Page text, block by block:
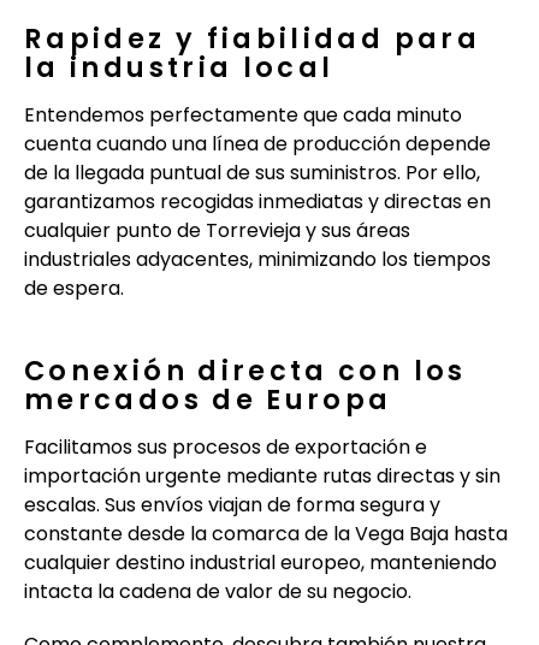
Rapidez y fiabilidad para
la industria local
Entendemos perfectamente que cada minuto
cuenta cuando una línea de producción depende
de la llegada puntual de sus suministros. Por ello,
garantizamos recogidas inmediatas y directas en
cualquier punto de Torrevieja y sus áreas
industriales adyacentes, minimizando los tiempos
de espera.
Conexión directa con los
mercados de Europa
Facilitamos sus procesos de exportación e
importación urgente mediante rutas directas y sin
escalas. Sus envíos viajan de forma segura y
constante desde la comarca de la Vega Baja hasta
cualquier destino industrial europeo, manteniendo
intacta la cadena de valor de su negocio.